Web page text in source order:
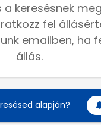
a keresésnek
fel
emailben, ha
állás.
alapján?